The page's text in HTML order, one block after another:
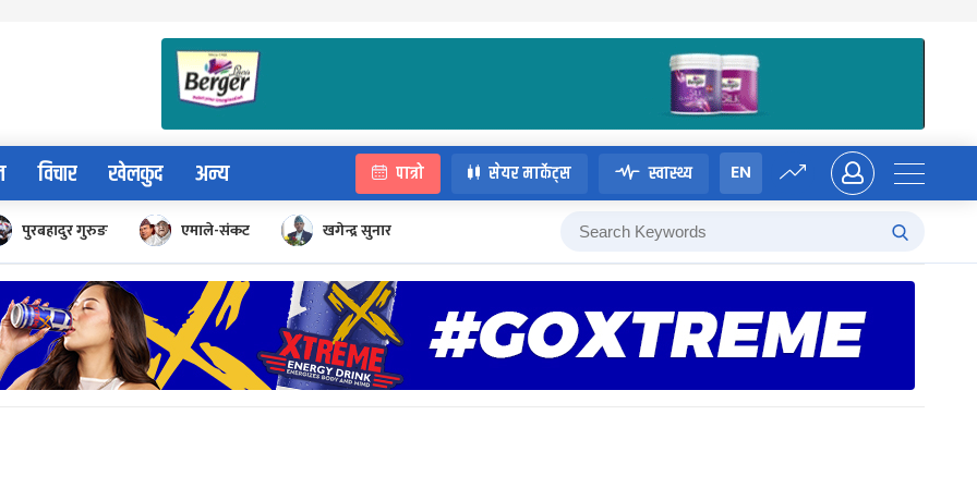
विचार खेलकुद अन्य पात्रो सेयर मार्केट्स स्वास्थ्य EN
पुरबहादुर गुरुङ एमाले-संकट खगेन्द्र सुनार